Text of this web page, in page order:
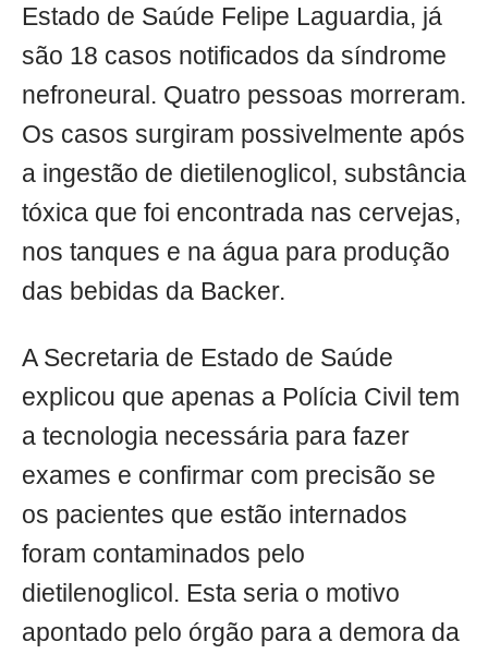
Estado de Saúde Felipe Laguardia, já
são 18 casos notificados da síndrome
nefroneural. Quatro pessoas morreram.
Os casos surgiram possivelmente após
a ingestão de dietilenoglicol, substância
tóxica que foi encontrada nas cervejas,
nos tanques e na água para produção
das bebidas da Backer.
A Secretaria de Estado de Saúde
explicou que apenas a Polícia Civil tem
a tecnologia necessária para fazer
exames e confirmar com precisão se
os pacientes que estão internados
foram contaminados pelo
dietilenoglicol. Esta seria o motivo
apontado pelo órgão para a demora da